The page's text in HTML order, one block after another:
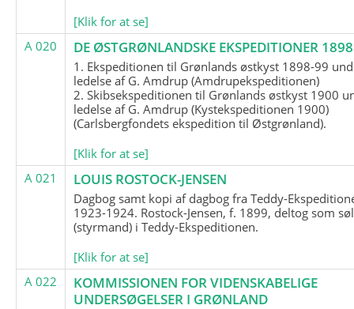
[Klik for at se]
A 020
DE ØSTGRØNLANDSKE EKSPEDITIONER
1. Ekspeditionen til Grønlands østkyst 1898-99
ledelse af G. Amdrup (Amdrupekspeditionen)
2. Skibsekspeditionen til Grønlands østkyst 1900
ledelse af G. Amdrup (Kystekspeditionen 1900)
(Carlsbergfondets ekspedition til Østgrønland).
[Klik for at se]
A 021
LOUIS ROSTOCK-JENSEN
Dagbog samt kopi af dagbog fra Teddy-
1923-1924. Rostock-Jensen, f. 1899, deltog som
(styrmand) i Teddy-Ekspeditionen.
[Klik for at se]
A 022
KOMMISSIONEN FOR VIDENSKABELIGE
UNDERSØGELSER I GRØNLAND